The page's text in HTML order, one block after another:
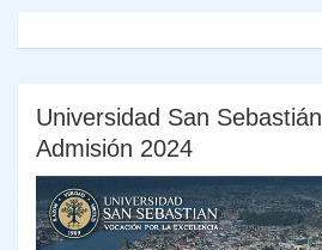
Universidad San Sebastián
Admisión 2024